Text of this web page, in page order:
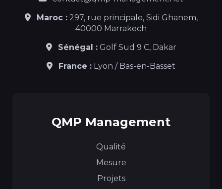
Maroc :297, rue principale, Sidi Ghanem,
40000 Marrakech
Sénégal :Golf Sud 9 C, Dakar
France : Lyon / Bas-en-Basset
QMP Management
Qualité
Mesure
Projets